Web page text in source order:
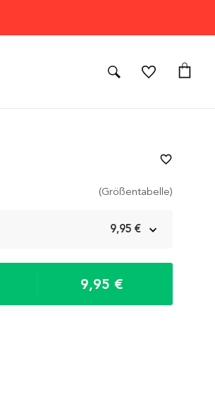
(Größentabelle)
9,95 €
9,95 €
favorite_border